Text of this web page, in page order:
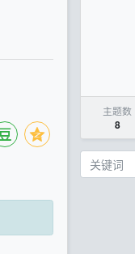
主题数
8